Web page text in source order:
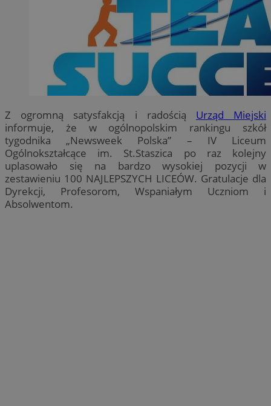
Z ogromną satysfakcją i radością Urząd Miejski
informuje, że w ogólnopolskim rankingu szkół
tygodnika „Newsweek Polska” – IV Liceum
Ogólnokształcące im. St.Staszica po raz kolejny
uplasowało się na bardzo wysokiej pozycji w
zestawieniu 100 NAJLEPSZYCH LICEÓW. Gratulacje dla
Dyrekcji, Profesorom, Wspaniałym Uczniom i
Absolwentom.